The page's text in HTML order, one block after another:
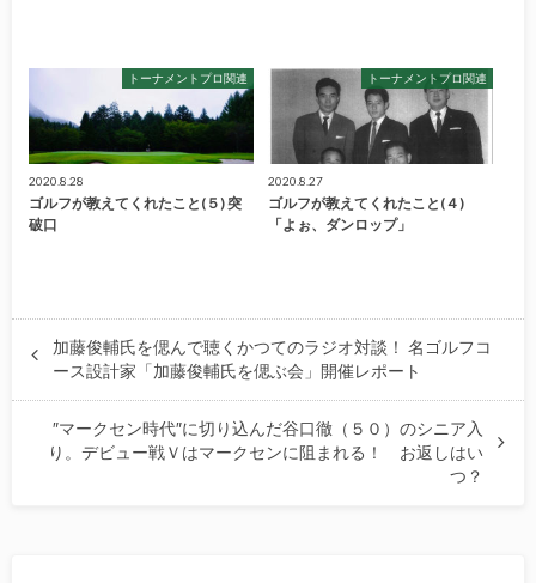
トーナメントプロ関連
2020.8.28
ゴルフが教えてくれたこと(５) 突
破口
トーナメントプロ関連
2020.8.27
ゴルフが教えてくれたこと(４)
「よぉ、ダンロップ」
加藤俊輔氏を偲んで聴くかつてのラジオ対談！ 名ゴルフコ
ース設計家「加藤俊輔氏を偲ぶ会」開催レポート
″マークセン時代″に切り込んだ谷口徹（５０）のシニア入
り。デビュー戦Ｖはマークセンに阻まれる！ お返しはい
つ？